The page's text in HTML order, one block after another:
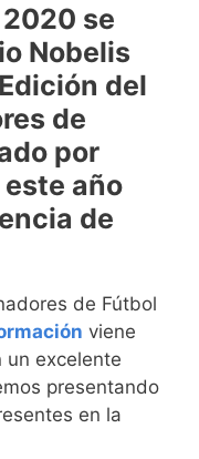
se
Nobelis
del
de
por
año
de
de Fútbol
viene
un excelente
presentando
en la